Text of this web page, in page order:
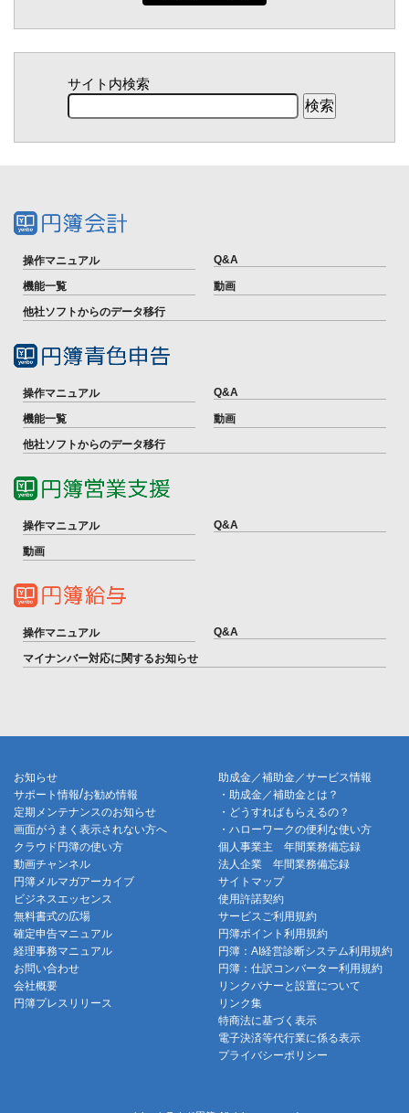
サイト内検索
操作マニュアル Q&A
機能一覧
動画
他社ソフトからのデータ移行
操作マニュアル Q&A
機能一覧
動画
他社ソフトからのデータ移行
操作マニュアル Q&A
動画
操作マニュアル Q&A
マイナンバー対応に関するお知らせ
お知らせ
サポート情報/お勧め情報
定期メンテナンスのお知らせ
画面がうまく表示されない方へ
クラウド円簿の使い方
動画チャンネル
円簿メルマガアーカイブ
助成金／補助金／サービス情報
・助成金／補助金とは？
・どうすればもらえるの？
・ハローワークの便利な使い方
個人事業主 年間業務備忘録
法人企業 年間業務備忘録
サイトマップ
ビジネスエッセンス
無料書式の広場
確定申告マニュアル
経理事務マニュアル
お問い合わせ
会社概要
円簿プレスリリース
使用許諾契約
サービスご利用規約
円簿ポイント利用規約
円簿：AI経営診断システム利用規約
円簿：仕訳コンバーター利用規約
リンクバナーと設置について
リンク集
特商法に基づく表示
電子決済等代行業に係る表示
プライバシーポリシー